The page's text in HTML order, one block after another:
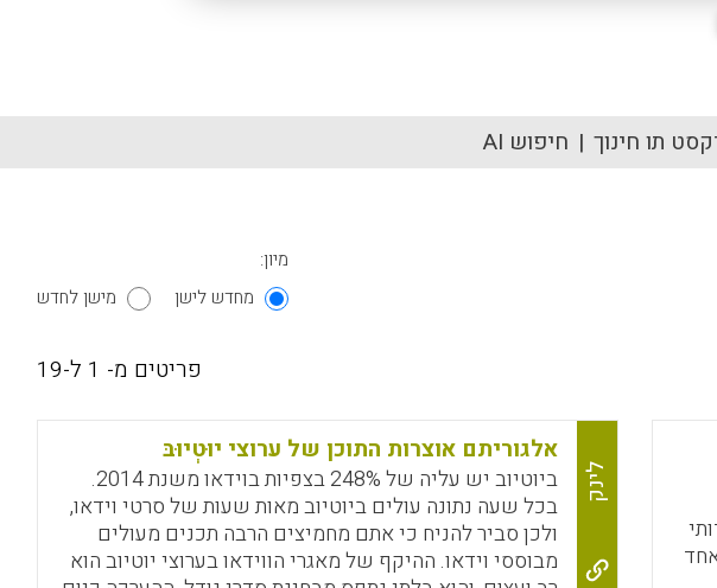
תו חינוך חיפוש AI
מיון:
מחדש לישן
מישן לחדש
פריטים מ- 1 ל-19
לינק
אלגוריתם אוצרות התוכן של ערוצי יוּטְיוּבּ
ביוטיוב יש עליה של 248% בצפיות בוידאו משנת 2014.
בכל שעה נתונה עולים ביוטיוב מאות שעות של סרטי וידאו,
ולכן סביר להניח כי אתם מחמיצים הרבה תכנים מעולים
מבוססי וידאו. ההיקף של מאגרי הווידאו בערוצי יוטיוב הוא